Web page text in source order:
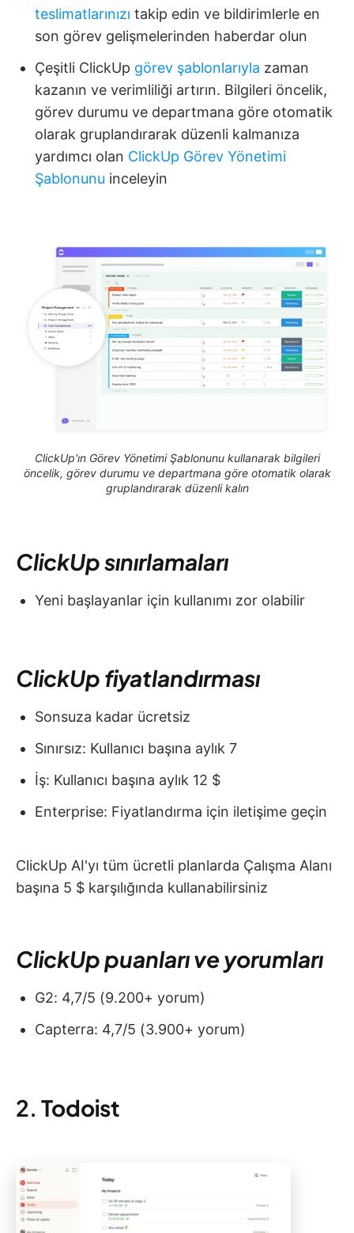
teslimatlarınızı takip edin ve bildirimlerle en
son görev gelişmelerinden haberdar olun
Çeşitli ClickUp görev şablonlarıyla zaman
kazanın ve verimliliği artırın. Bilgileri öncelik,
görev durumu ve departmana göre otomatik
olarak gruplandırarak düzenli kalmanıza
yardımcı olan ClickUp Görev Yönetimi
Şablonunu inceleyin
ClickUp'ın Görev Yönetimi Şablonunu kullanarak bilgileri
öncelik, görev durumu ve departmana göre otomatik olarak
gruplandırarak düzenli kalın
ClickUp sınırlamaları
Yeni başlayanlar için kullanımı zor olabilir
ClickUp fiyatlandırması
Sonsuza kadar ücretsiz
Sınırsız: Kullanıcı başına aylık 7
İş: Kullanıcı başına aylık 12 $
Enterprise: Fiyatlandırma için iletişime geçin
ClickUp AI'yı tüm ücretli planlarda Çalışma Alanı
başına 5 $ karşılığında kullanabilirsiniz
ClickUp puanları ve yorumları
G2: 4,7/5 (9.200+ yorum)
Capterra: 4,7/5 (3.900+ yorum)
2. Todoist